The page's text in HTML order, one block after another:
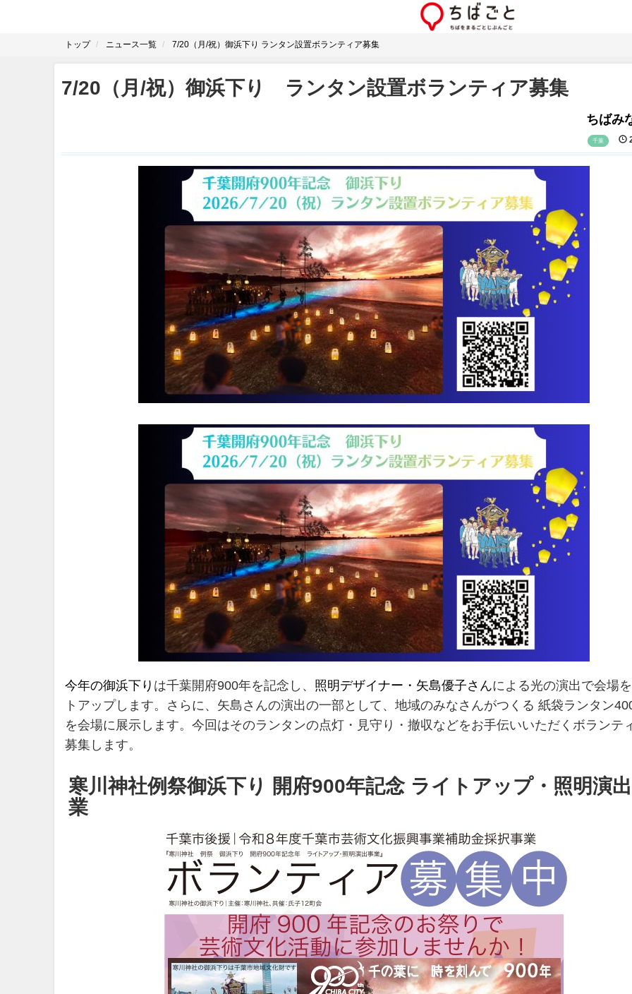
トップ ニュース一覧 7/20（月/祝）御浜下り ランタン設置ボランティア募集
7/20（月/祝）御浜下り ランタン設置ボランティア募集
ちばみ
千葉
今年の御浜下り は千葉開府900年を記念し、 照明デザイナー・矢島優子さんによる光の演出で会場
トアップします。さらに、矢島さんの演出の一部として、地域のみなさんがつくる 紙袋ランタン
を会場に展示します。今回はそのランタンの点灯・見守り・撤収などをお手伝いいただくボランテ
募集します。
寒川神社例祭御浜下り 開府900年記念 ライトアップ・照明演
業